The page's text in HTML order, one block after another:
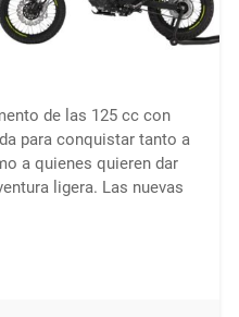
de las 125 cc con
para conquistar tanto a
a quienes quieren dar
ligera. Las nuevas